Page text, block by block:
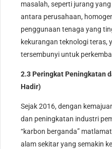
masalah, seperti jurang
antara perusahaan,
penggunaan tenaga yang
kekurangan teknologi teras,
tersembunyi untuk
2.3 Peringkat Peningkatan
Hadir)
Sejak 2016, dengan
dan peningkatan industri
“karbon berganda”
alam sekitar yang semakin